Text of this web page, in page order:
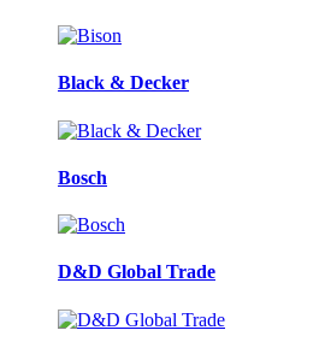
Black & Decker
Bosch
D&D Global Trade